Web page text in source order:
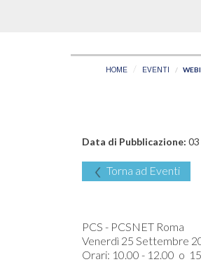
HOME EVENTI
Data di Pubblicazione:
Torna ad Eventi
PCS - PCSNET Roma
Venerdì 25 Settembre
Orari: 10.00 - 12.00 o